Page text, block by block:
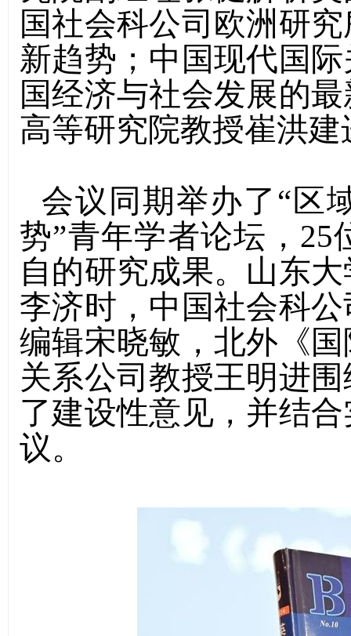
国社会科公司欧洲研
新趋势；中国现代国
国经济与社会发展的
高等研究院教授崔洪
会议同期举办了 “ 区
势”青年学者论坛， 25
自的研究成果。山东
李济时，中国社会科
编辑宋晓敏，北外《
关系公司教授王明进
了建设性意见，并结
议。